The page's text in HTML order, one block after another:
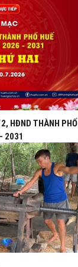
HĐND THÀNH PHỐ
2031